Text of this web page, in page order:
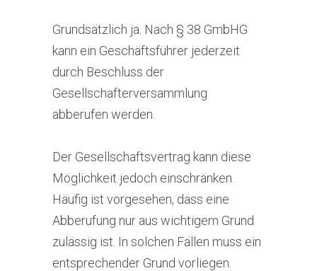
Grundsätzlich ja. Nach § 38 GmbHG
kann ein Geschäftsführer jederzeit
durch Beschluss der
Gesellschafterversammlung
abberufen werden.
Der Gesellschaftsvertrag kann diese
Möglichkeit jedoch einschränken.
Häufig ist vorgesehen, dass eine
Abberufung nur aus wichtigem Grund
zulässig ist. In solchen Fällen muss ein
entsprechender Grund vorliegen.